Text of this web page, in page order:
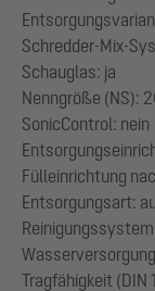
Schredder-Mix-
Schauglas: ja
Nenngröße (NS):
SonicControl: nein
Fülleinrichtung
Entsorgungsart:
Reinigungssystem
Tragfähigkeit (DIN